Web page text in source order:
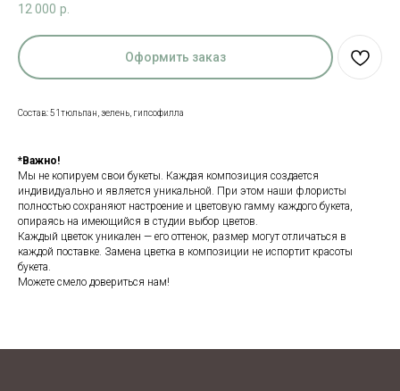
12 000 р.
Оформить заказ
Состав: 51тюльпан, зелень, гипсофилла
*Важно!
Мы не копируем свои букеты. Каждая композиция создается
индивидуально и является уникальной. При этом наши флористы
полностью сохраняют настроение и цветовую гамму каждого букета,
опираясь на имеющийся в студии выбор цветов.
Каждый цветок уникален — его оттенок, размер могут отличаться в
каждой поставке. Замена цветка в композиции не испортит красоты
букета.
Можете смело довериться нам!